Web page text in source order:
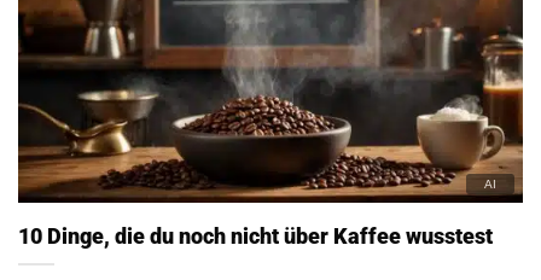
10 Dinge, die du noch nicht über Kaffee wusstest